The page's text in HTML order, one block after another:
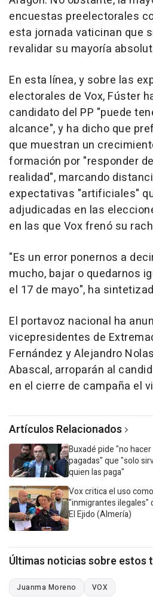
encuestas preelectorales
esta jornada vaticinan que
revalidar su mayoría
En esta línea, y sobre las
electorales de Vox, Fúster
candidato del PP "puede
alcance", y ha dicho que
que muestran un
formación por "responder
realidad", marcando
expectativas "artificiales"
adjudicadas en las
en las que Vox frenó su
"Es un error ponernos a
mucho, bajar o quedarnos
el 17 de mayo", ha
El portavoz nacional ha
vicepresidentes de
Fernández y Alejandro
Abascal, arroparán al
en el cierre de campaña el
Artículos Relacionados
Buxadé pide "no
pagadas" que "solo
quien las paga"
Vox critica el uso
"inmigrantes ilegales"
El Ejido (Almería)
Últimas noticias sobre estos
Juanma Moreno VOX